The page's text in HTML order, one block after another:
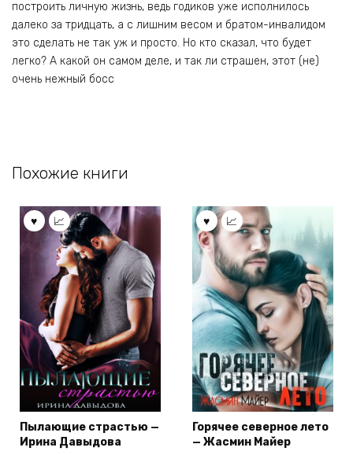
построить личную жизнь, ведь годиков уже исполнилось
далеко за тридцать, а с лишним весом и братом-инвалидом
это сделать не так уж и просто. Но кто сказал, что будет
легко? А какой он самом деле, и так ли страшен, этот (не)
очень нежный босс
Похожие книги
Пылающие страстью —
Ирина Давыдова
Горячее северное лето
— Жасмин Майер